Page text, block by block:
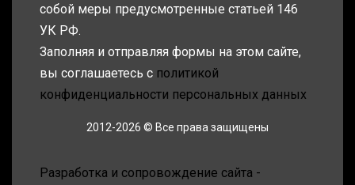
собой меры предусмотренные статьей 146
УК РФ.
Заполняя и отправляя формы на этом сайте,
вы соглашаетесь с политикой
конфиденциальности персональных данных
2012-2026 © Все права защищены
Разработка и сопровождение сайта -